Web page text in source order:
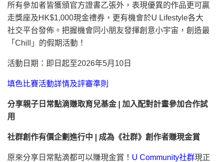
所有參加者皆獲頒官方證書乙張外，表現優異的作品更可贏
走獎座及HK$1,000現金禮券，更有機會於U Lifestyle各大
社交平台發佈。把握機會同小朋友發揮創意小宇宙，創造最
「Chill」的假期活動！
活動日期：即日起至2026年5月10日
填色比賽活動詳情及評審準則
分享親子日常點滴賺取育兒基金 | 加入配對計畫參加合作試
用
社群創作有價企劃進行中 | 成為《社群》創作者賺現金賞
原來分享日常點滴都可以賺現金賞！ U Community社群現正